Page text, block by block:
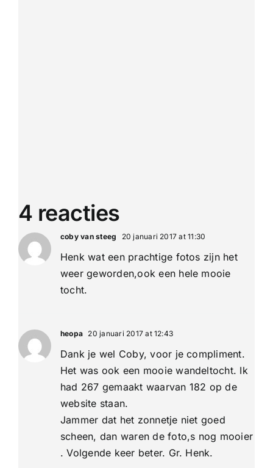
4 reacties
coby van steeg 20 januari 2017 at 11:30
Henk wat een prachtige fotos zijn het
weer geworden,ook een hele mooie
tocht.
heopa 20 januari 2017 at 12:43
Dank je wel Coby, voor je compliment.
Het was ook een mooie wandeltocht. Ik
had 267 gemaakt waarvan 182 op de
website staan.
Jammer dat het zonnetje niet goed
scheen, dan waren de foto,s nog mooier
. Volgende keer beter. Gr. Henk.